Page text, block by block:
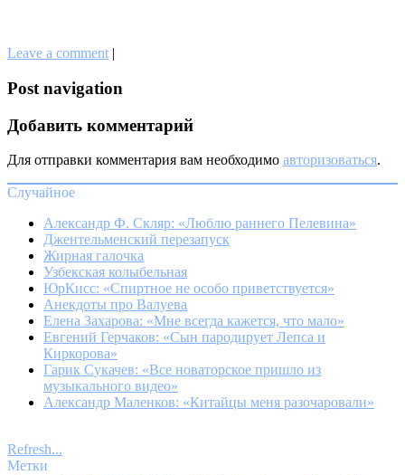
Leave a comment |
Post navigation
Добавить комментарий
Для отправки комментария вам необходимо авторизоваться.
Случайное
Александр Ф. Скляр: «Люблю раннего Пелевина»
Джентельменский перезапуск
Жирная галочка
Узбекская колыбельная
ЮрКисс: «Спиртное не особо приветствуется»
Анекдоты про Валуева
Елена Захарова: «Мне всегда кажется, что мало»
Евгений Герчаков: «Сын пародирует Лепса и
Киркорова»
Гарик Сукачев: «Все новаторское пришло из
музыкального видео»
Александр Маленков: «Китайцы меня разочаровали»
Refresh...
Метки